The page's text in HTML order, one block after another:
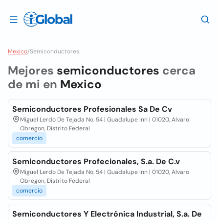
Mexico/Semiconductores
Mejores semiconductores cerca
de mi en Mexico
Semiconductores Profesionales Sa De Cv
Miguel Lerdo De Tejada No. 54 | Guadalupe Inn | 01020, Alvaro
Obregon, Distrito Federal
comercio
Semiconductores Profecionales, S.a. De C.v
Miguel Lerdo De Tejada No. 54 | Guadalupe Inn | 01020, Alvaro
Obregon, Distrito Federal
comercio
Semiconductores Y Electrónica Industrial, S.a. De